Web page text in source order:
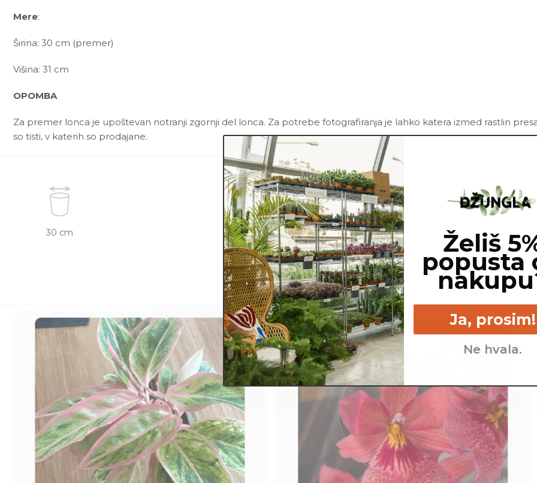
Mere:
Širina: 30 cm (premer)
Višina: 31 cm
OPOMBA
Za premer lonca je upoštevan notranji zgornji del lonca. Za potrebe fotografiranja je lahko katera izmed rastlin
so tisti, v katerih so prodajane.
30 cm Želiš
popusta
Ja, prosim!
Ne hvala.